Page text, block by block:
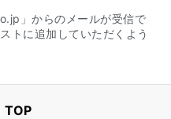
」からのメールが受信で
トに追加していただくよう
TOP